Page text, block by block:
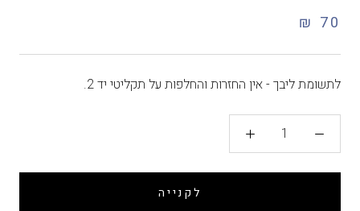
70 ₪
לתשומת ליבך - אין החזרות והחלפות על תקליטי יד 2.
לקנייה